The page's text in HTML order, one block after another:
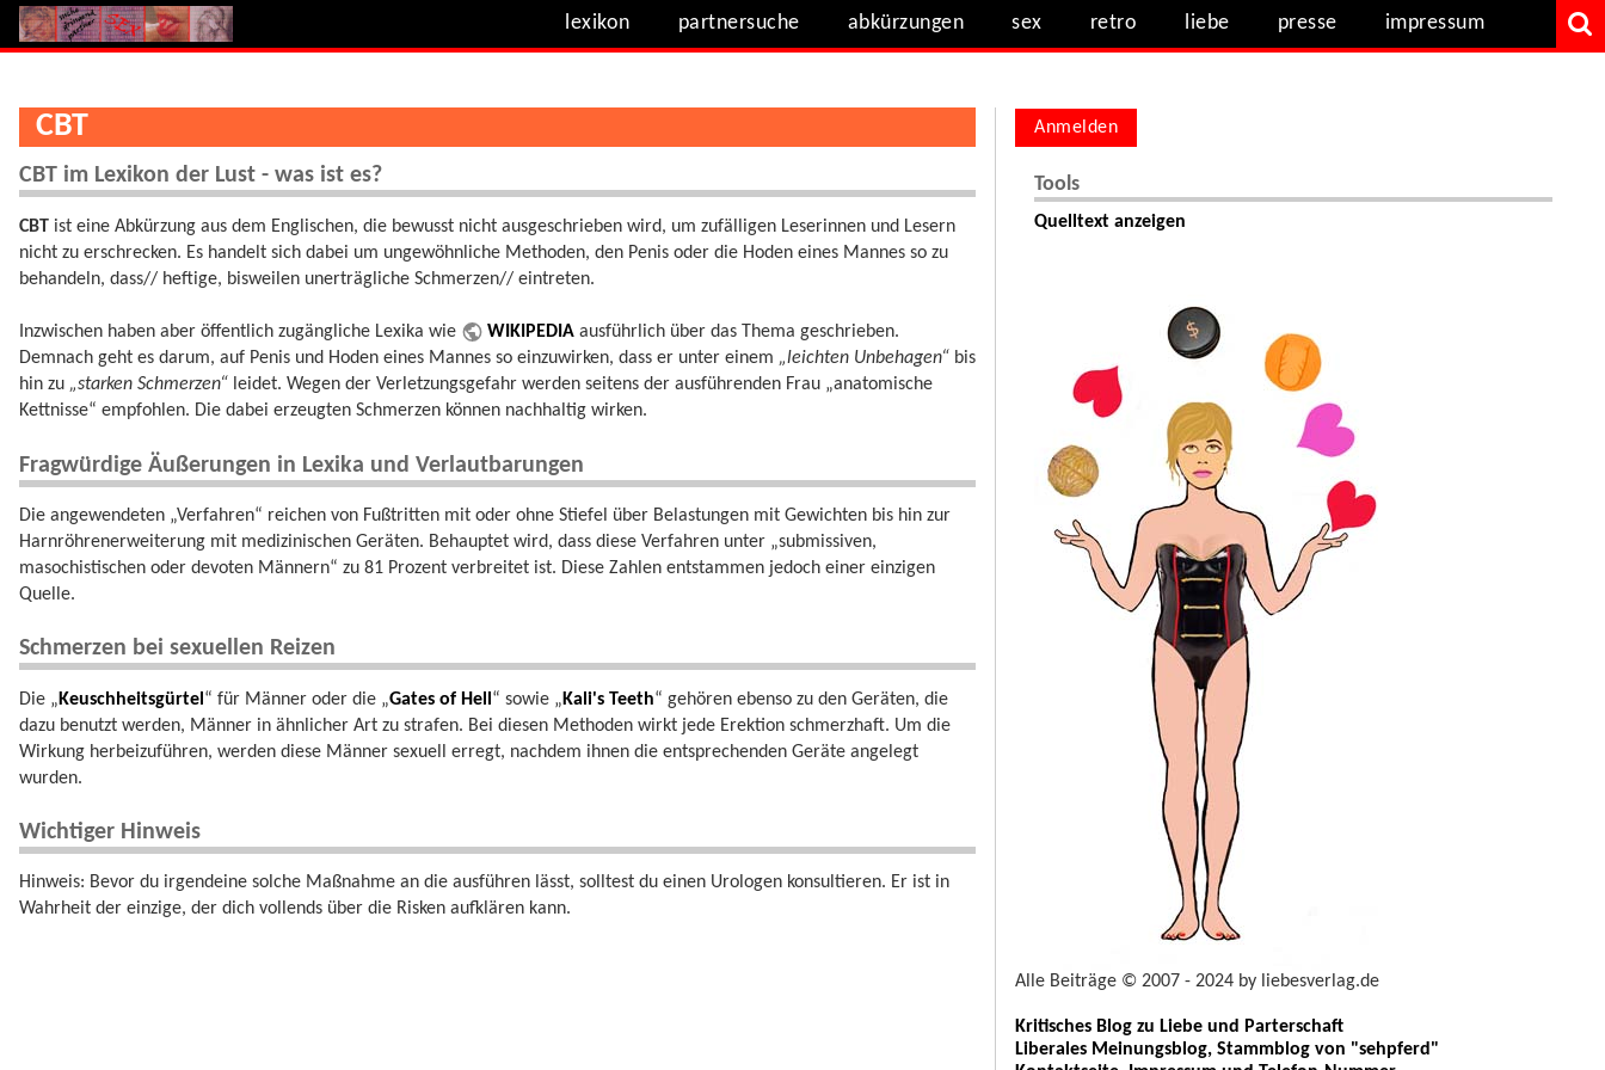
lexikon partnersuche abkürzungen sex retro liebe presse impressum
CBT
CBT im Lexikon der Lust - was ist es?
CBT ist eine Abkürzung aus dem Englischen, die bewusst nicht ausgeschrieben wird, um zufälligen Leserinnen und Lesern
nicht zu erschrecken. Es handelt sich dabei um ungewöhnliche Methoden, den Penis oder die Hoden eines Mannes so zu
behandeln, dass// heftige, bisweilen unerträgliche Schmerzen// eintreten.
Inzwischen haben aber öffentlich zugängliche Lexika wie WIKIPEDIA ausführlich über das Thema geschrieben.
Demnach geht es darum, auf Penis und Hoden eines Mannes so einzuwirken, dass er unter einem „leichten Unbehagen“ bis
hin zu „starken Schmerzen“ leidet. Wegen der Verletzungsgefahr werden seitens der ausführenden Frau „anatomische
Kettnisse“ empfohlen. Die dabei erzeugten Schmerzen können nachhaltig wirken.
Fragwürdige Äußerungen in Lexika und Verlautbarungen
Die angewendeten „Verfahren“ reichen von Fußtritten mit oder ohne Stiefel über Belastungen mit Gewichten bis hin zur
Harnröhrenerweiterung mit medizinischen Geräten. Behauptet wird, dass diese Verfahren unter „submissiven,
masochistischen oder devoten Männern“ zu 81 Prozent verbreitet ist. Diese Zahlen entstammen jedoch einer einzigen
Quelle.
Schmerzen bei sexuellen Reizen
Die „Keuschheitsgürtel “ für Männer oder die „Gates of Hell “ sowie „Kali's Teeth“ gehören ebenso zu den Geräten, die
dazu benutzt werden, Männer in ähnlicher Art zu strafen. Bei diesen Methoden wirkt jede Erektion schmerzhaft. Um die
Wirkung herbeizuführen, werden diese Männer sexuell erregt, nachdem ihnen die entsprechenden Geräte angelegt
wurden.
Wichtiger Hinweis
Hinweis: Bevor du irgendeine solche Maßnahme an die ausführen lässt, solltest du einen Urologen konsultieren. Er ist in
Wahrheit der einzige, der dich vollends über die Risken aufklären kann.
Anmelden
Tools
Quelltext anzeigen
Alle Beiträge © 2007 - 2024 by liebesverlag.de
Kritisches Blog zu Liebe und Parterschaft
Liberales Meinungsblog, Stammblog von "sehpferd"